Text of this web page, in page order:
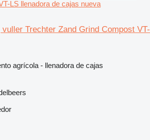
LS llenadora de cajas nueva
Trechter Zand Grind Compost VT-
agrícola - llenadora de cajas